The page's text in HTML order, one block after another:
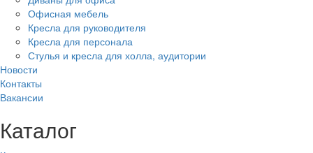
Офисная мебель
Кресла для руководителя
Кресла для персонала
Стулья и кресла для холла, аудитории
Новости
Контакты
Вакансии
Каталог